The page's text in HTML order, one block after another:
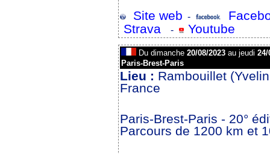
Site web -
Strava- Youtube
Du dimanche 20/08/2023au jeudi 24/
Paris-Brest-Paris
Lieu : Rambouillet
France
Paris-Brest-Paris - 20°
Parcours de 1200 km et